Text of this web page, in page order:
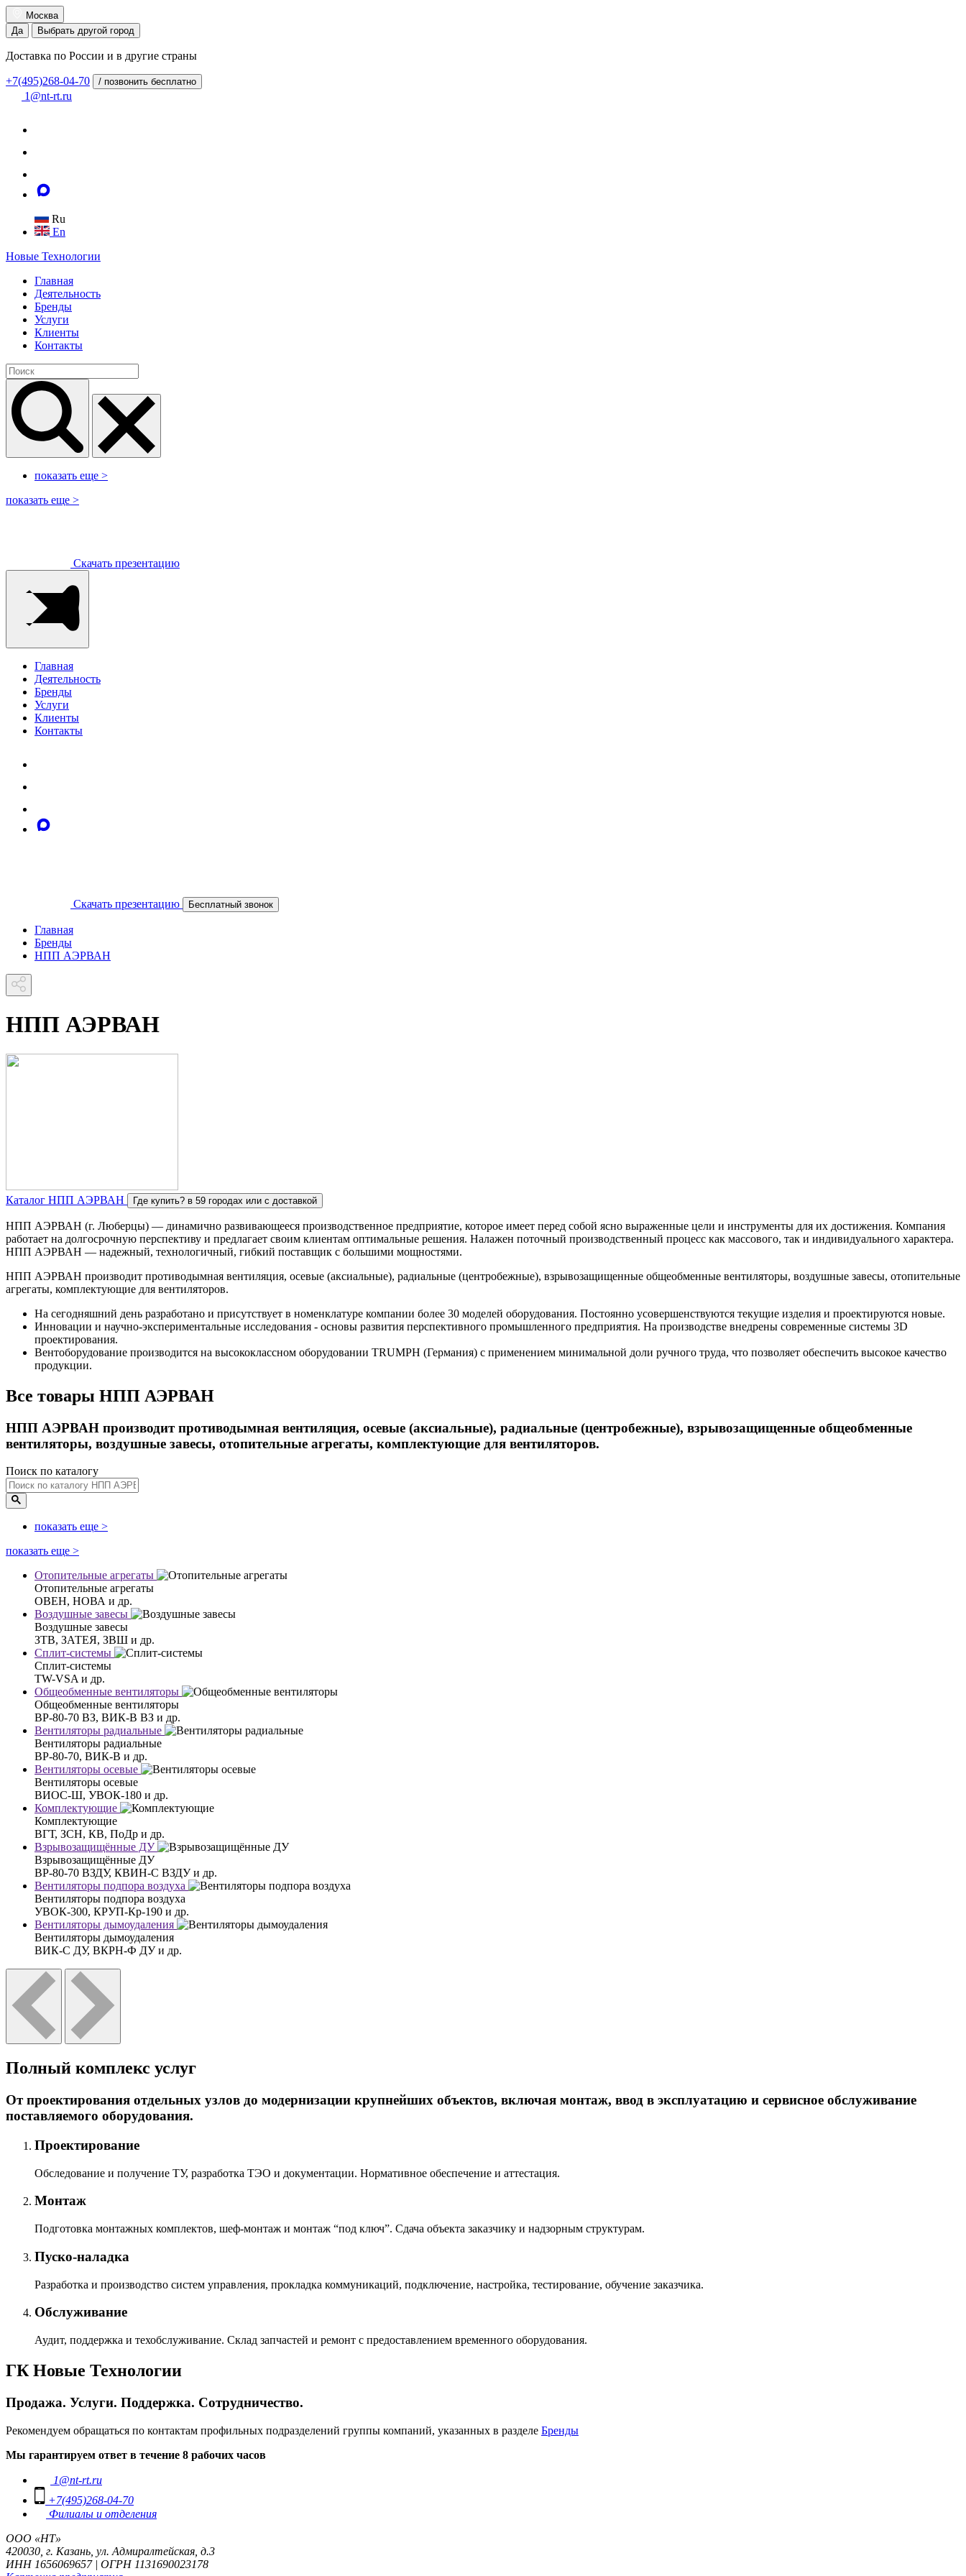
Москва
Да
Выбрать другой город
Доставка по России и в другие страны
+7(495)268-04-70 / позвонить бесплатно
1@nt-rt.ru
Ru
En
Новые Технологии
Главная
Деятельность
Бренды
Услуги
Клиенты
Контакты
показать еще >
показать еще >
Скачать презентацию
Главная
Деятельность
Бренды
Услуги
Клиенты
Контакты
Скачать презентацию Бесплатный звонок
Главная
Бренды
НПП АЭРВАН
НПП АЭРВАН
Каталог НПП АЭРВАН Где купить? в 59 городах или с доставкой
НПП АЭРВАН (г. Люберцы) — динамично развивающееся производственное предприятие, которое имеет перед собой ясно выраженные цели и инструменты для их достижения. Компания
работает на долгосрочную перспективу и предлагает своим клиентам оптимальные решения. Налажен поточный производственный процесс как массового, так и индивидуального характера.
НПП АЭРВАН — надежный, технологичный, гибкий поставщик с большими мощностями.
НПП АЭРВАН производит противодымная вентиляция, осевые (аксиальные), радиальные (центробежные), взрывозащищенные общеобменные вентиляторы, воздушные завесы, отопительные
агрегаты, комплектующие для вентиляторов.
На сегодняшний день разработано и присутствует в номенклатуре компании более 30 моделей оборудования. Постоянно усовершенствуются текущие изделия и проектируются новые.
Инновации и научно-экспериментальные исследования - основы развития перспективного промышленного предприятия. На производстве внедрены современные системы 3D
проектирования.
Вентоборудование производится на высококлассном оборудовании TRUMPH (Германия) с применением минимальной доли ручного труда, что позволяет обеспечить высокое качество
продукции.
Все товары НПП АЭРВАН
НПП АЭРВАН производит противодымная вентиляция, осевые (аксиальные), радиальные (центробежные), взрывозащищенные общеобменные
вентиляторы, воздушные завесы, отопительные агрегаты, комплектующие для вентиляторов.
Поиск по каталогу
показать еще >
показать еще >
Отопительные агрегаты
Отопительные агрегаты
ОВЕН, НОВА и др.
Воздушные завесы
Воздушные завесы
ЗТВ, ЗАТЕЯ, ЗВШ и др.
Сплит-системы
Сплит-системы
TW-VSA и др.
Общеобменные вентиляторы
Общеобменные вентиляторы
ВР-80-70 ВЗ, ВИК-В ВЗ и др.
Вентиляторы радиальные
Вентиляторы радиальные
ВР-80-70, ВИК-В и др.
Вентиляторы осевые
Вентиляторы осевые
ВИОС-Ш, УВОК-180 и др.
Комплектующие
Комплектующие
ВГТ, ЗСН, КВ, ПоДр и др.
Взрывозащищённые ДУ
Взрывозащищённые ДУ
ВР-80-70 ВЗДУ, КВИН-С ВЗДУ и др.
Вентиляторы подпора воздуха
Вентиляторы подпора воздуха
УВОК-300, КРУП-Кр-190 и др.
Вентиляторы дымоудаления
Вентиляторы дымоудаления
ВИК-С ДУ, ВКРН-Ф ДУ и др.
Полный комплекс услуг
От проектирования отдельных узлов до модернизации крупнейших объектов, включая монтаж, ввод в эксплуатацию и сервисное обслуживание
поставляемого оборудования.
Проектирование
Обследование и получение ТУ, разработка ТЭО и документации. Нормативное обеспечение и аттестация.
Монтаж
Подготовка монтажных комплектов, шеф-монтаж и монтаж “под ключ”. Сдача объекта заказчику и надзорным структурам.
Пуско-наладка
Разработка и производство систем управления, прокладка коммуникаций, подключение, настройка, тестирование, обучение заказчика.
Обслуживание
Аудит, поддержка и техобслуживание. Склад запчастей и ремонт с предоставлением временного оборудования.
ГК Новые Технологии
Продажа. Услуги. Поддержка. Сотрудничество.
Рекомендуем обращаться по контактам профильных подразделений группы компаний, указанных в разделе Бренды
Мы гарантируем ответ в течение 8 рабочих часов
1@nt-rt.ru
+7(495)268-04-70
Филиалы и отделения
ООО «НТ»
420030, г. Казань, ул. Адмиралтейская, д.3
ИНН 1656069657 | ОГРН 1131690023178